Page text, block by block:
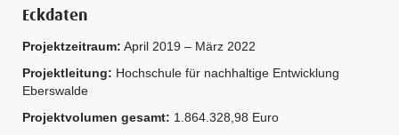
Eckdaten
Projektzeitraum: April 2019 – März 2022
Projektleitung: Hochschule für nachhaltige Entwicklung
Eberswalde
Projektvolumen gesamt: 1.864.328,98 Euro